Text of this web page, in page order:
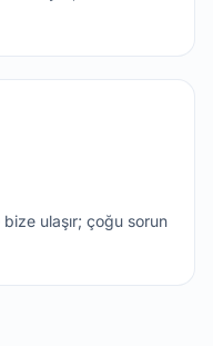
bize ulaşır; çoğu sorun